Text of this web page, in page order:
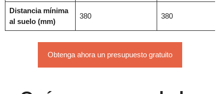
Distancia mínima
al suelo (mm)
380 380
Obtenga ahora un presupuesto gratuito